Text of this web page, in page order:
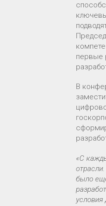
первые
В
«С
было